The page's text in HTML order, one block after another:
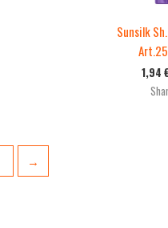
Sunsilk
1,94
→